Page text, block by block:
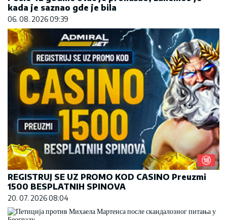
REGISTRUJ SE UZ PROMO KOD CASINO Preuzmi
1500 BESPLATNIH SPINOVA
20. 07. 2026 08:04
Петиција против Михаела Мартенса после скандалозног
питања у Београду